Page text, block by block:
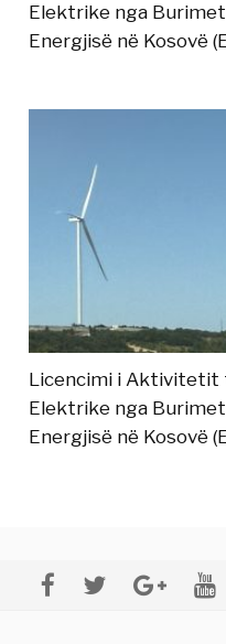
Elektrike nga
Energjisë në Kosovë
Licencimi i Aktivitetit
Elektrike nga
Energjisë në Kosovë